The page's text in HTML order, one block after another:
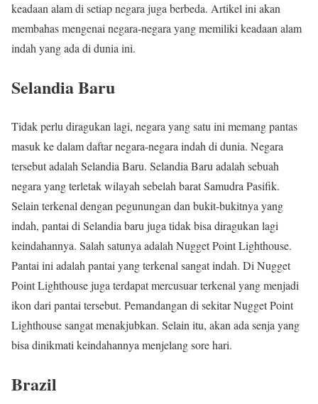
keadaan alam di setiap negara juga berbeda. Artikel ini akan
membahas mengenai negara-negara yang memiliki keadaan alam
indah yang ada di dunia ini.
Selandia Baru
Tidak perlu diragukan lagi, negara yang satu ini memang pantas
masuk ke dalam daftar negara-negara indah di dunia. Negara
tersebut adalah Selandia Baru. Selandia Baru adalah sebuah
negara yang terletak wilayah sebelah barat Samudra Pasifik.
Selain terkenal dengan pegunungan dan bukit-bukitnya yang
indah, pantai di Selandia baru juga tidak bisa diragukan lagi
keindahannya. Salah satunya adalah Nugget Point Lighthouse.
Pantai ini adalah pantai yang terkenal sangat indah. Di Nugget
Point Lighthouse juga terdapat mercusuar terkenal yang menjadi
ikon dari pantai tersebut. Pemandangan di sekitar Nugget Point
Lighthouse sangat menakjubkan. Selain itu, akan ada senja yang
bisa dinikmati keindahannya menjelang sore hari.
Brazil